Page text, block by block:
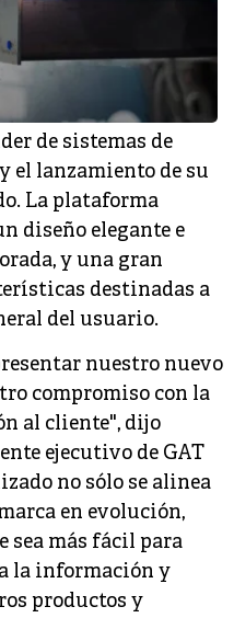
de sistemas de
el lanzamiento de su
La plataforma
diseño elegante e
y una gran
destinadas a
del usuario.
nuestro nuevo
compromiso con la
al cliente", dijo
ejecutivo de GAT
no sólo se alinea
en evolución,
sea más fácil para
la información y
productos y